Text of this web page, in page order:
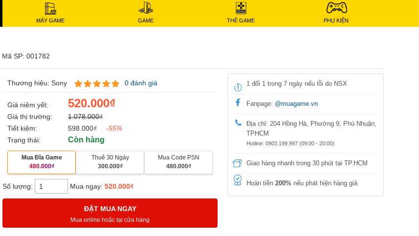
MÁY GAME GAME THẺ GAME PHỤ KIỆN
Mã SP: 001782
Thương hiệu: Sony 0 đánh giá
Giá niêm yết: 520.000₫
Giá thị trường:
1.078.000₫
Tiết kiệm:
598.000₫
-55%
Trạng thái:
Còn hàng
Mua Đĩa Game
480.000₫
Thuê 30 Ngày
300.000₫
Mua Code PSN
480.000₫
Số lượng: Mua ngay: 520.000₫
ĐẶT MUA NGAY
Mua online hoặc tại cửa hàng
1 đổi 1 trong 7 ngày nếu lỗi do NSX
Fanpage: @muagame.vn
Địa chỉ: 204 Hồng Hà, Phường 9, Phú Nhuận,
TPHCM
Hotline: 0903.199.997 (09:00 - 20:00)
Giao hàng nhanh trong 30 phút tại TP.HCM
Hoàn tiền 200% nếu phát hiện hàng giả